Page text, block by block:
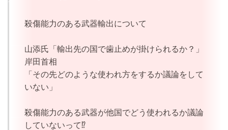
殺傷能力のある武器輸出について
山添氏「輸出先の国で歯止めが掛けられるか？」
岸田首相
「その先どのような使われ方をするか議論をして
いない」
殺傷能力のある武器が他国でどう使われるか議論
していないって⁉️